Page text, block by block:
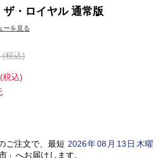
ザ・ロイヤル 通常版
ーを見る
(税込)
(税込)
ご注文で、最短 2026年08 月 13 日木曜
」 へお届けします。